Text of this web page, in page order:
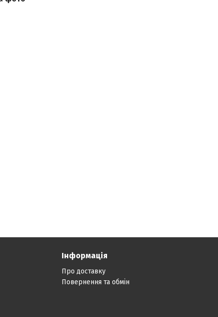
Інформація
Про доставку
Повернення та обмін